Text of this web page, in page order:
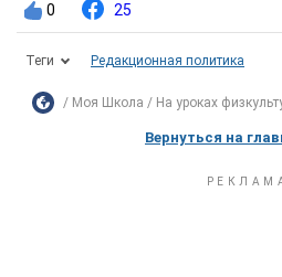
0 25
Теги Редакционная политика
Моя Школа На уроках
Вернуться на